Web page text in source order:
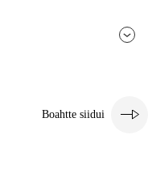
Boahtte siidui